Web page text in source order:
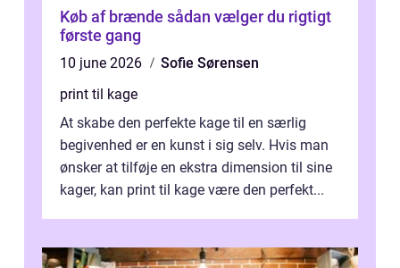
Køb af brænde sådan vælger du rigtigt
første gang
10 june 2026
Sofie Sørensen
print til kage
At skabe den perfekte kage til en særlig
begivenhed er en kunst i sig selv. Hvis man
ønsker at tilføje en ekstra dimension til sine
kager, kan print til kage være den perfekt...